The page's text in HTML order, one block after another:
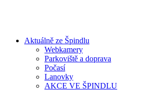
Aktuálně ze Špindlu
Webkamery
Parkoviště a doprava
Počasí
Lanovky
AKCE VE ŠPINDLU